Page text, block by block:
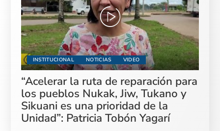
INSTITUCIONAL NOTICIAS VIDEO
“Acelerar la ruta de reparación para
los pueblos Nukak, Jiw, Tukano y
Sikuani es una prioridad de la
Unidad”: Patricia Tobón Yagarí